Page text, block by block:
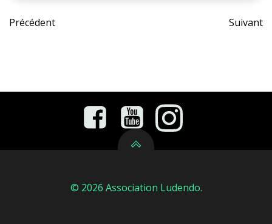
Post
Précédent Suivant
© 2026 Association Ludendo.